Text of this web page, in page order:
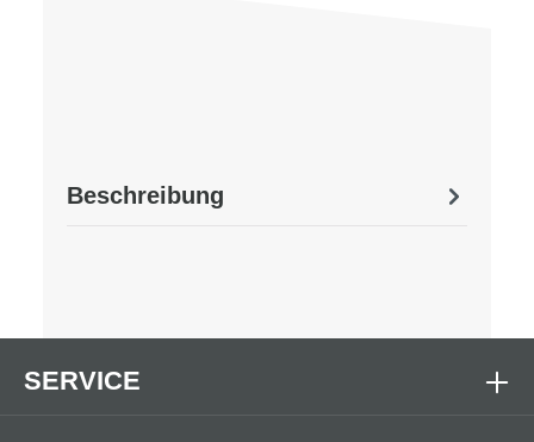
Beschreibung
SERVICE